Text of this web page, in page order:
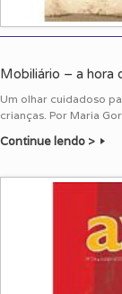
Mobiliário – a hora
Um olhar cuidadoso
crianças. Por Maria
Continue lendo >